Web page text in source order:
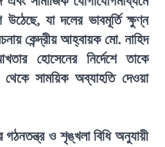
যা দলের ভাবমূর্তি ক্ষুণ্ন
কেন্দ্রীয় আহ্বায়ক মো. নাহিদ
হোসেনের নির্দেশে তাকে
থেকে সাময়িক অব্যাহতি দেওয়া
ও শৃঙ্খলা বিধি অনুযায়ী